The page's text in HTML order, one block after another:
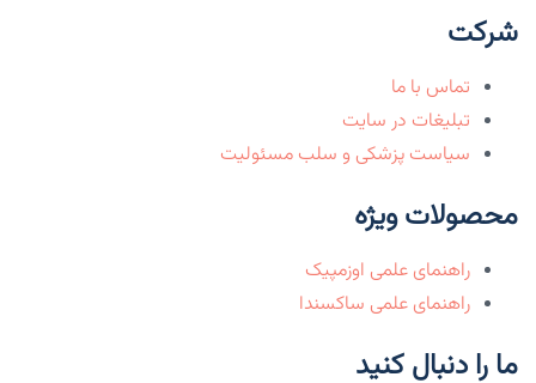
شرکت
تماس با ما
تبلیغات در سایت
سیاست پزشکی و سلب مسئولیت
محصولات ویژه
راهنمای علمی اوزمپیک
راهنمای علمی ساکسندا
ما را دنبال کنید